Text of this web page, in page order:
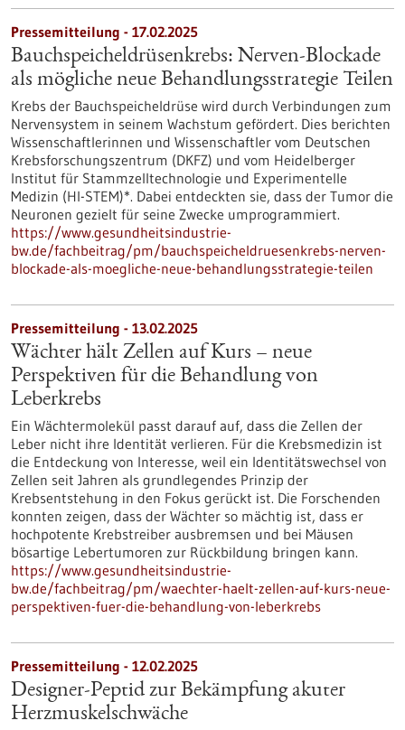
Pressemitteilung - 17.02.2025
Bauchspeicheldrüsenkrebs: Nerven-Blockade
als mögliche neue Behandlungsstrategie Teilen
Krebs der Bauchspeicheldrüse wird durch Verbindungen zum
Nervensystem in seinem Wachstum gefördert. Dies berichten
Wissenschaftlerinnen und Wissenschaftler vom Deutschen
Krebsforschungszentrum (DKFZ) und vom Heidelberger
Institut für Stammzelltechnologie und Experimentelle
Medizin (HI-STEM)*. Dabei entdeckten sie, dass der Tumor die
Neuronen gezielt für seine Zwecke umprogrammiert.
https://www.gesundheitsindustrie-
bw.de/fachbeitrag/pm/bauchspeicheldruesenkrebs-nerven-
blockade-als-moegliche-neue-behandlungsstrategie-teilen
Pressemitteilung - 13.02.2025
Wächter hält Zellen auf Kurs – neue
Perspektiven für die Behandlung von
Leberkrebs
Ein Wächtermolekül passt darauf auf, dass die Zellen der
Leber nicht ihre Identität verlieren. Für die Krebsmedizin ist
die Entdeckung von Interesse, weil ein Identitätswechsel von
Zellen seit Jahren als grundlegendes Prinzip der
Krebsentstehung in den Fokus gerückt ist. Die Forschenden
konnten zeigen, dass der Wächter so mächtig ist, dass er
hochpotente Krebstreiber ausbremsen und bei Mäusen
bösartige Lebertumoren zur Rückbildung bringen kann.
https://www.gesundheitsindustrie-
bw.de/fachbeitrag/pm/waechter-haelt-zellen-auf-kurs-neue-
perspektiven-fuer-die-behandlung-von-leberkrebs
Pressemitteilung - 12.02.2025
Designer-Peptid zur Bekämpfung akuter
Herzmuskelschwäche